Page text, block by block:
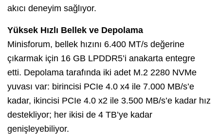
akıcı deneyim sağlıyor.
Yüksek Hızlı Bellek ve Depolama
Minisforum, bellek hızını 6.400 MT/s değerine
çıkarmak için 16 GB LPDDR5’i anakarta entegre
etti. Depolama tarafında iki adet M.2 2280 NVMe
yuvası var: birincisi PCIe 4.0 x4 ile 7.000 MB/s’e
kadar, ikincisi PCIe 4.0 x2 ile 3.500 MB/s’e kadar hız
destekliyor; her ikisi de 4 TB’ye kadar
genişleyebiliyor.